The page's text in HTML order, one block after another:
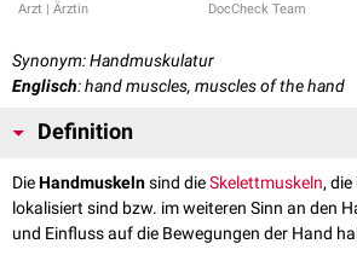
Arzt | Ärztin DocCheck Team
Synonym: Handmuskulatur
Englisch: hand muscles, muscles of the hand
Definition
DieHandmuskelnsind dieSkelettmuskeln, die
lokalisiert sind bzw. im weiteren Sinn an den
und Einfluss auf die Bewegungen der Hand